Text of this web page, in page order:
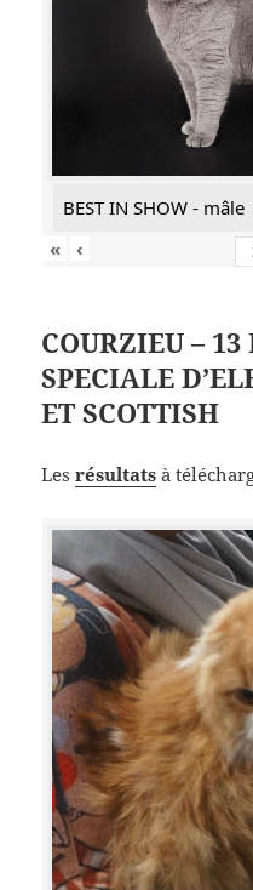
BEST IN SHOW - mâle
«
‹
COURZIEU – 13
SPECIALE
ET SCOTTISH
Lesrésultats à